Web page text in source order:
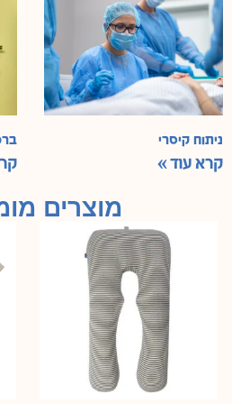
ניתוח קיסרי
קרא עוד »
מוצרים